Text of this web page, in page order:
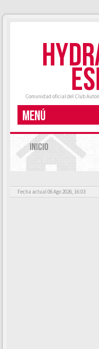
Comunidad oficial del Club
MENÚ
INICIO
Fecha actual 06 Ago 2026, 16:03